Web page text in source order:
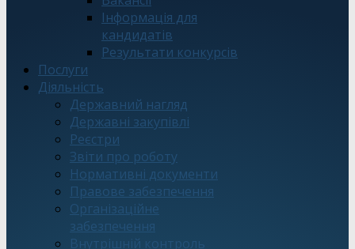
Інформація для
кандидатів
Результати конкурсів
Послуги
Діяльність
Державний нагляд
Державні закупівлі
Реєстри
Звіти про роботу
Нормативні документи
Правове забезпечення
Організаційне
забезпечення
Внутрішній контроль